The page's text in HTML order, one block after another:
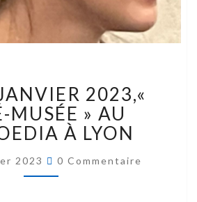
2023,«
MUSÉE » AU
À LYON
2023 0 Commentaire